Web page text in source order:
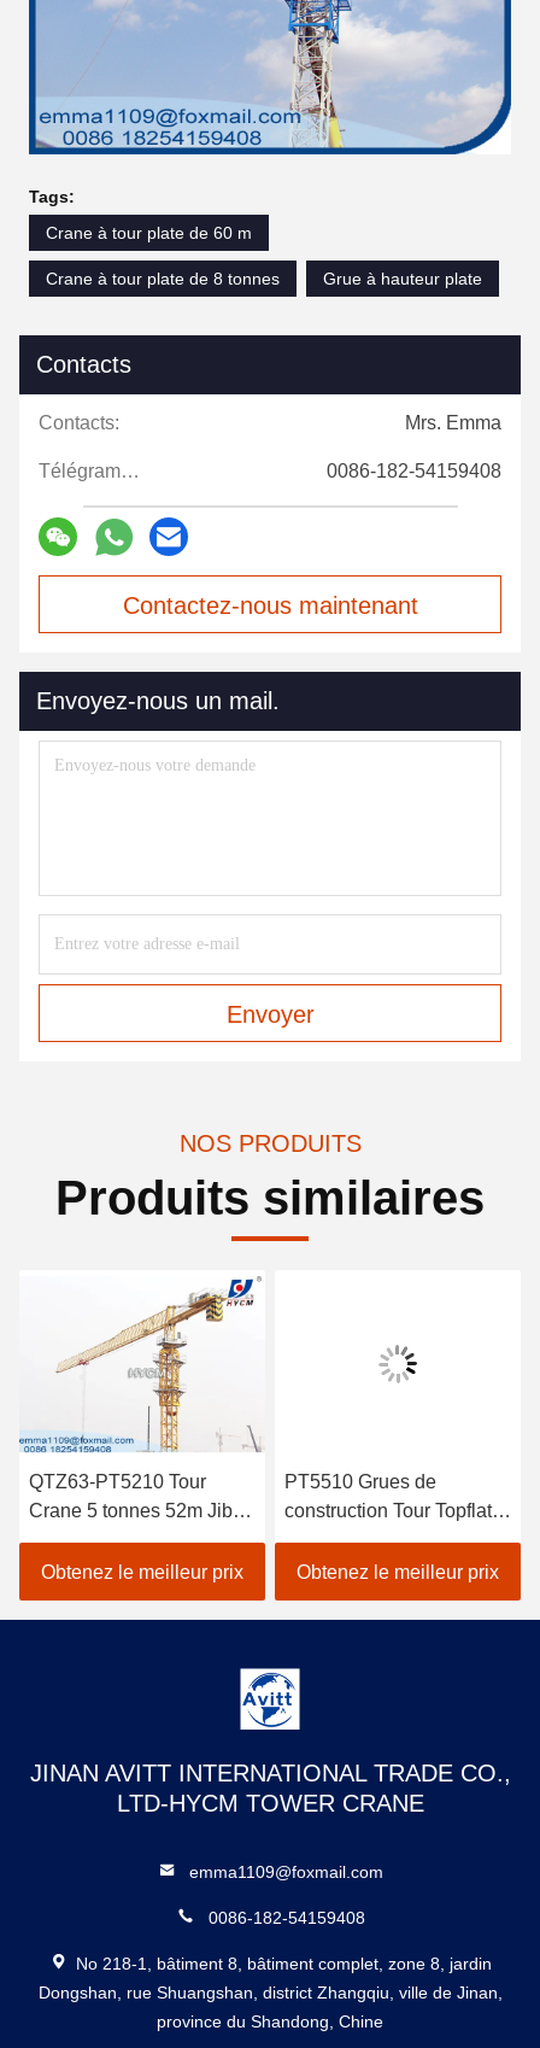
Tags:
Crane à tour plate de 60 m
Crane à tour plate de 8 tonnes Grue à hauteur plate
Contacts
Contacts: Mrs. Emma
Télégramme: 0086-182-54159408
Contactez-nous maintenant
Envoyez-nous un mail.
Envoyer
NOS PRODUITS
Produits similaires
QTZ63-PT5210 Tour
Crane 5 tonnes 52m Jib
Long Construction
bâtiment grue
Obtenez le meilleur prix
PT5510 Grues de
construction Tour Topflat
Tour Crane spécifications
6tObtenez le meilleur prix
JINAN AVITT INTERNATIONAL TRADE CO.,
LTD-HYCM TOWER CRANE
emma1109@foxmail.com
0086-182-54159408
No 218-1, bâtiment 8, bâtiment complet, zone 8, jardin
Dongshan, rue Shuangshan, district Zhangqiu, ville de Jinan,
province du Shandong, Chine